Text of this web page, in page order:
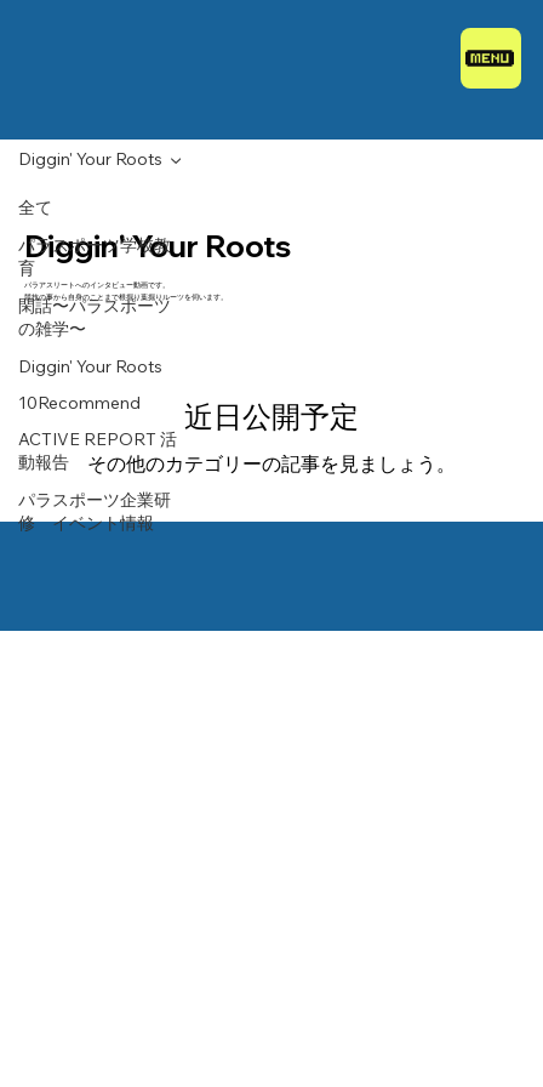
全て
パラスポーツ学校教
育
閑話〜パラスポーツ
の雑学〜
Diggin' Your Roots
10Recommend
ACTIVE REPORT 活
動報告
パラスポーツ企業研
修 イベント情報
Diggin' Your Roots
Diggin' Your Roots
パラアスリートへのインタビュー動画です。
競技の事から自身のことまで根掘り葉掘りルーツを伺います。
近日公開予定
その他のカテゴリーの記事を見ましょう。